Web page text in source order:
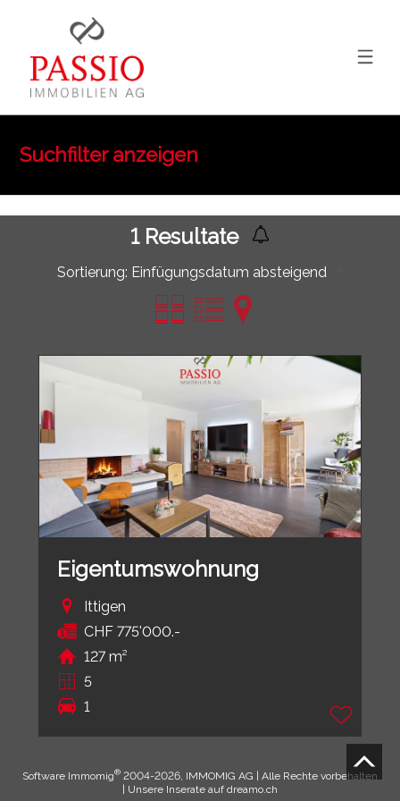
Suchfilter anzeigen
1Resultate
Sortierung: Einfügungsdatum absteigend
Eigentumswohnung
Ittigen
CHF 775'000.-
127 m²
5
1
Software Immomig® 2004-2026, IMMOMIG AG | Alle Rechte vorbehalten
| Unsere Inserate auf dreamo.ch